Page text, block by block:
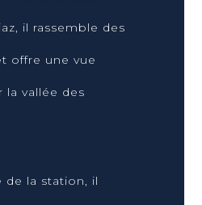
il rassemble des
offre une vue
la vallée des
de la station, il